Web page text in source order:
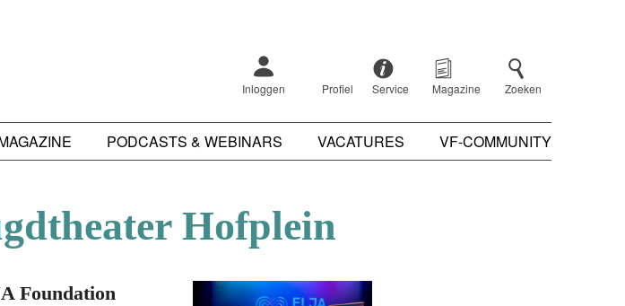
Inloggen Profiel Service Magazine Zoeken
PODCASTS & WEBINARS VACATURES VF-COMMUNITY
Hofplein
Foundation